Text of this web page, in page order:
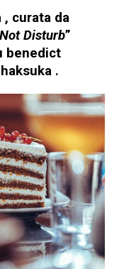
, curata da
Disturb”
benedict
.